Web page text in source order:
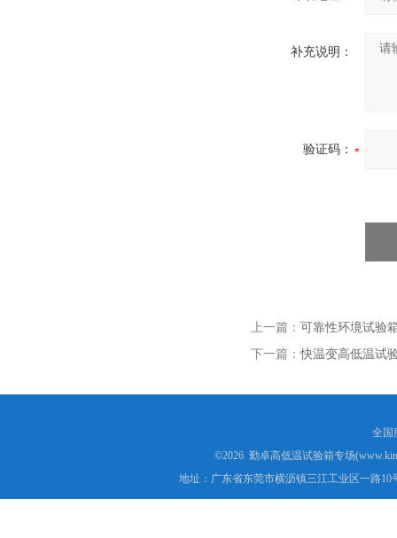
补充说明：
验证码：
上一篇： 可靠性环境试验
下一篇：快温变高低温试
全国
©2026 勤卓高低温试验箱专场
地址：广东省东莞市横沥镇三江工业区一路10